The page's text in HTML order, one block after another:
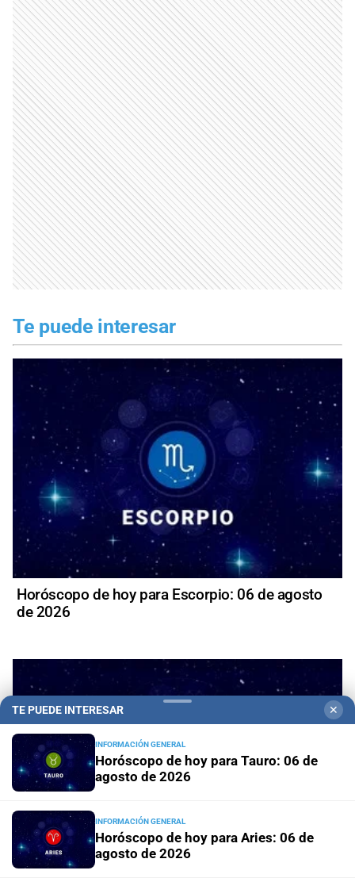
Te puede interesar
Horóscopo de hoy para Escorpio: 06 de agosto
de 2026
TE PUEDE INTERESAR ✕
INFORMACIÓN GENERAL
Horóscopo de hoy para Tauro: 06 de
agosto de 2026
INFORMACIÓN GENERAL
Horóscopo de hoy para Aries: 06 de
agosto de 2026